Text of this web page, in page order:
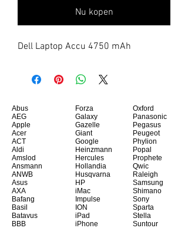
Nu kopen
Dell Laptop Accu 4750 mAh
Abus
AEG
Apple
Acer
ACT
Aldi
Amslod
Ansmann
ANWB
Asus
AXA
Bafang
Basil
Batavus
BBB
Forza
Galaxy
Gazelle
Giant
Google
Heinzmann
Hercules
Hollandia
Husqvarna
HP
iMac
Impulse
ION
iPad
iPhone
Oxford
Panasonic
Pegasus
Peugeot
Phylion
Popal
Prophete
Qwic
Raleigh
Samsung
Shimano
Sony
Sparta
Stella
Suntour